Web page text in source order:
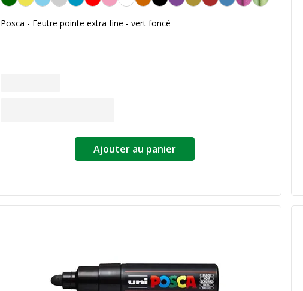
Posca - Feutre pointe extra fine - vert foncé
Ajouter au panier